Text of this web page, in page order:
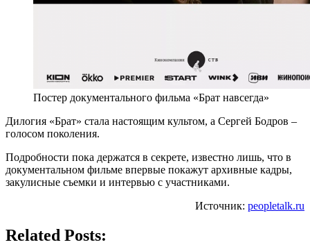
Постер документального фильма «Брат навсегда»
Дилогия «Брат» стала настоящим культом, а Сергей Бодров –
голосом поколения.
Подробности пока держатся в секрете, известно лишь, что в
документальном фильме впервые покажут архивные кадры,
закулисные съемки и интервью с участниками.
Источник: peopletalk.ru
Related Posts: